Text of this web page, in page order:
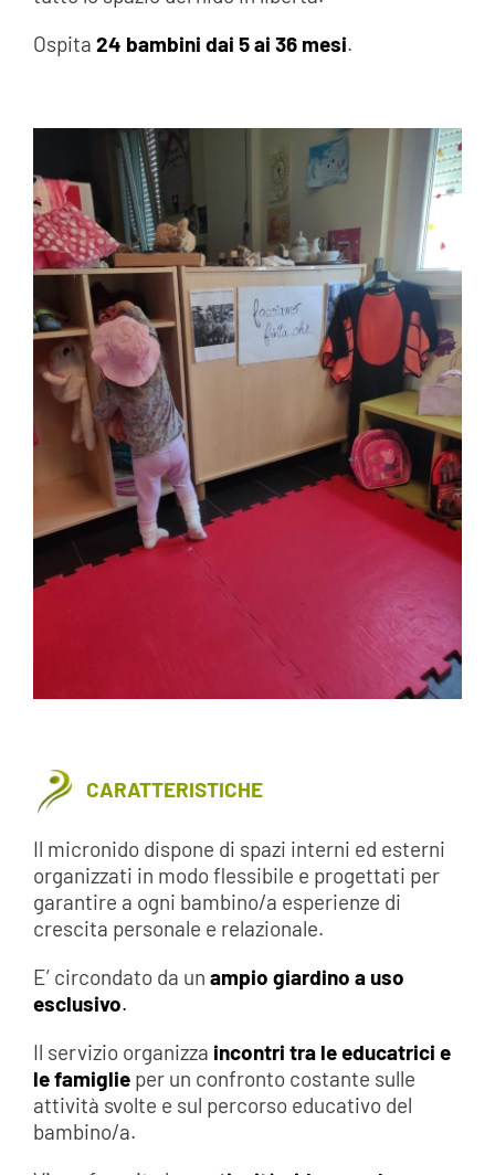
Ospita 24 bambini dai 5 ai 36 mesi.
CARATTERISTICHE
Il micronido dispone di spazi interni ed esterni
organizzati in modo flessibile e progettati per
garantire a ogni bambino/a esperienze di
crescita personale e relazionale.
E’ circondato da un ampio giardino a uso
esclusivo.
Il servizio organizza incontri tra le educatrici e
le famiglieper un confronto costante sulle
attività svolte e sul percorso educativo del
bambino/a.